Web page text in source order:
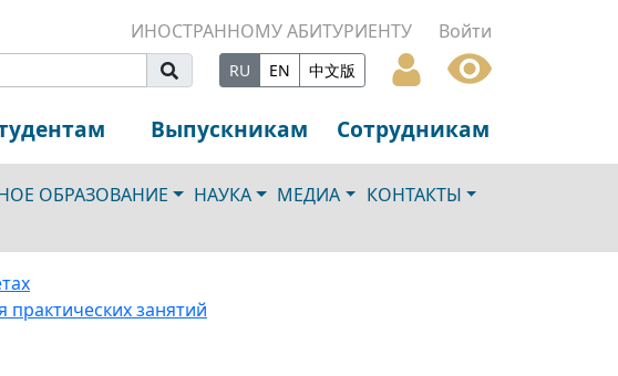
ИНОСТРАННОМУ АБИТУРИЕНТУ Войти
RU EN 中文版
Выпускникам Сотрудникам
ОБРАЗОВАНИЕ НАУКА МЕДИА КОНТАКТЫ
занятий